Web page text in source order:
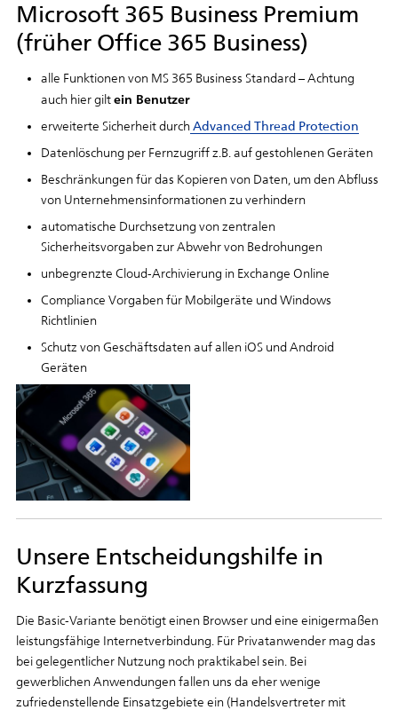
Microsoft 365 Business Premium
(früher Office 365 Business)
alle Funktionen von MS 365 Business Standard – Achtung
auch hier giltein Benutzer
erweiterte Sicherheit durchAdvanced Thread Protection
Datenlöschung per Fernzugriff z.B. auf gestohlenen Geräten
Beschränkungen für das Kopieren von Daten, um den Abfluss
von Unternehmensinformationen zu verhindern
automatische Durchsetzung von zentralen
Sicherheitsvorgaben zur Abwehr von Bedrohungen
unbegrenzte Cloud-Archivierung in Exchange Online
Compliance Vorgaben für Mobilgeräte und Windows
Richtlinien
Schutz von Geschäftsdaten auf allen iOS und Android
Geräten
Unsere Entscheidungshilfe in
Kurzfassung
Die Basic-Variante benötigt einen Browser und eine einigermaßen
leistungsfähige Internetverbindung. Für Privatanwender mag das
bei gelegentlicher Nutzung noch praktikabel sein. Bei
gewerblichen Anwendungen fallen uns da eher wenige
zufriedenstellende Einsatzgebiete ein (Handelsvertreter mit